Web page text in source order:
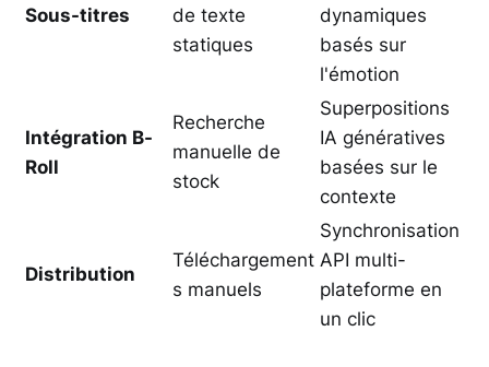
Sous-titres
de texte
statiques
dynamiques
basés sur
l'émotion
Intégration B-
Roll
Recherche
manuelle de
stock
Superpositions
IA génératives
basées sur le
contexte
Distribution
Téléchargement
s manuels
Synchronisation
API multi-
plateforme en
un clic